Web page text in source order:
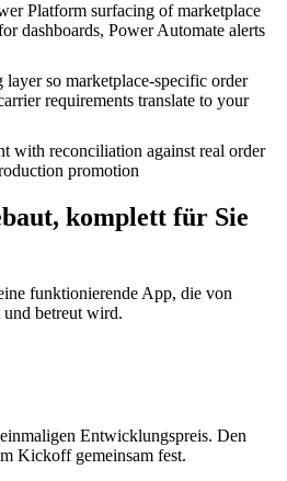
Platform surfacing of marketplace
dashboards, Power Automate alerts
layer so marketplace-specific order
requirements translate to your
with reconciliation against real order
promotion
komplett für Sie
funktionierende App, die von
betreut wird.
Entwicklungspreis. Den
Kickoff gemeinsam fest.